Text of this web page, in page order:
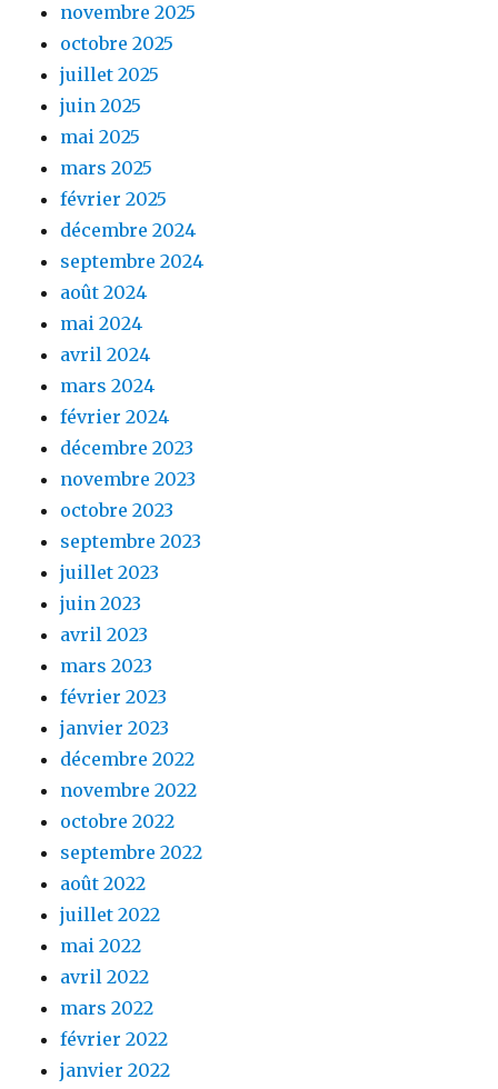
novembre 2025
octobre 2025
juillet 2025
juin 2025
mai 2025
mars 2025
février 2025
décembre 2024
septembre 2024
août 2024
mai 2024
avril 2024
mars 2024
février 2024
décembre 2023
novembre 2023
octobre 2023
septembre 2023
juillet 2023
juin 2023
avril 2023
mars 2023
février 2023
janvier 2023
décembre 2022
novembre 2022
octobre 2022
septembre 2022
août 2022
juillet 2022
mai 2022
avril 2022
mars 2022
février 2022
janvier 2022